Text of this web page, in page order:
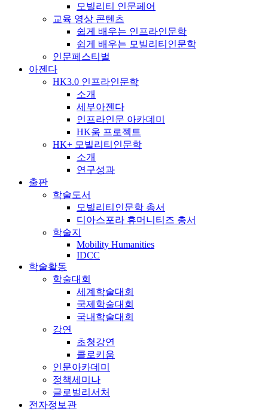
모빌리티 인문페어
교육 영상 콘텐츠
쉽게 배우는 인프라인문학
쉽게 배우는 모빌리티인문학
인문페스티벌
아젠다
HK3.0 인프라인문학
소개
세부아젠다
인프라인문 아카데미
HK움 프로젝트
HK+ 모빌리티인문학
소개
연구성과
출판
학술도서
모빌리티인문학 총서
디아스포라 휴머니티즈 총서
학술지
Mobility Humanities
IDCC
학술활동
학술대회
세계학술대회
국제학술대회
국내학술대회
강연
초청강연
콜로키움
인문아카데미
정책세미나
글로벌리서처
전자정보관